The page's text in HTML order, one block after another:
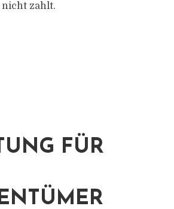
nicht zahlt.
FÜR